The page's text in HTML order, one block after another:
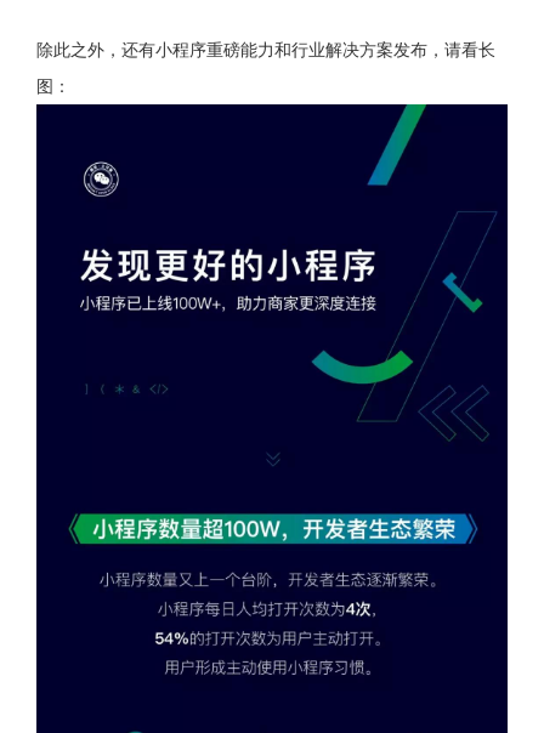
除此之外，还有小程序重磅能力和行业解决方案发布，请看长
图：